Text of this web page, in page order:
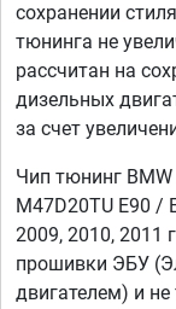
сохранении
тюнинга не
рассчитан на
дизельных
за счет
Чип тюнинг
M47D20TU E90 /
2009, 2010, 2011
прошивки ЭБУ
двигателем) и